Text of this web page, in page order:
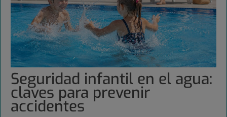
Seguridad infantil en el agua:
claves para prevenir
accidentes